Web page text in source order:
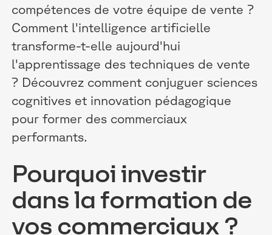
compétences de votre équipe de vente ?
Comment l'intelligence artificielle
transforme-t-elle aujourd'hui
l'apprentissage des techniques de vente
? Découvrez comment conjuguer sciences
cognitives et innovation pédagogique
pour former des commerciaux
performants.
Pourquoi investir
dans la formation de
vos commerciaux ?